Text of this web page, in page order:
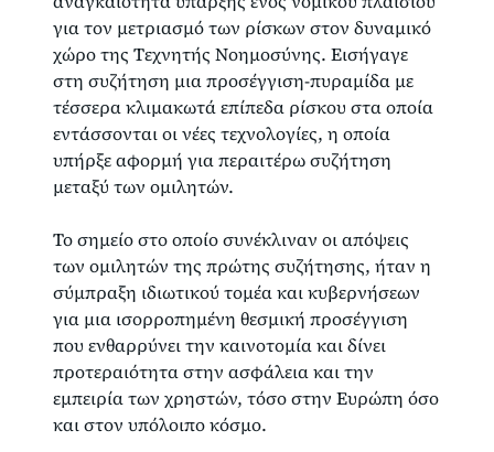
για τον μετριασμό των ρίσκων στον δυναμικό
χώρο της Τεχνητής Νοημοσύνης. Εισήγαγε
στη συζήτηση μια προσέγγιση-πυραμίδα με
τέσσερα κλιμακωτά επίπεδα ρίσκου στα οποία
εντάσσονται οι νέες τεχνολογίες, η οποία
υπήρξε αφορμή για περαιτέρω συζήτηση
μεταξύ των ομιλητών.
Το σημείο στο οποίο συνέκλιναν οι απόψεις
των ομιλητών της πρώτης συζήτησης, ήταν η
σύμπραξη ιδιωτικού τομέα και κυβερνήσεων
για μια ισορροπημένη θεσμική προσέγγιση
που ενθαρρύνει την καινοτομία και δίνει
προτεραιότητα στην ασφάλεια και την
εμπειρία των χρηστών, τόσο στην Ευρώπη όσο
και στον υπόλοιπο κόσμο.